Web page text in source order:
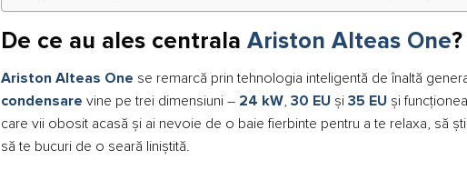
De ce au ales centrala Ariston Alteas One?
Ariston Alteas One se remarcă prin tehnologia inteligentă de înaltă
condensare vine pe trei dimensiuni – 24 kW, 30 EU și 35 EU și
care vii obosit acasă și ai nevoie de o baie fierbinte pentru a te relaxa, să
să te bucuri de o seară liniștită.